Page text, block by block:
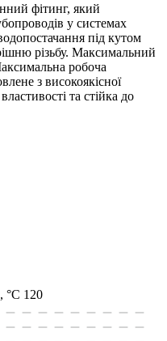
фітинг, який
у системах
під кутом
різьбу. Максимальний
робоча
з високоякісної
та стійка до
°С 120